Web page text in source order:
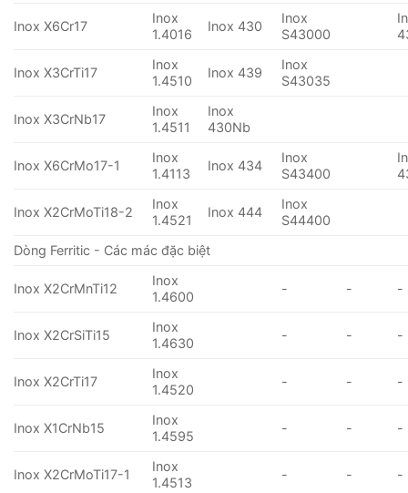
Inox X6Cr17
Inox
1.4016
Inox 430
Inox
S43000
Inox X3CrTi17
Inox
1.4510
Inox 439
Inox
S43035
Inox X3CrNb17
Inox
1.4511
Inox
430Nb
Inox X6CrMo17-1
Inox
1.4113
Inox 434
Inox
S43400
Inox X2CrMoTi18-2
Inox
1.4521
Inox 444
Inox
S44400
Dòng Ferritic - Các mác đặc biệt
Inox X2CrMnTi12
Inox
1.4600
- - -
Inox X2CrSiTi15
Inox
1.4630
- - -
Inox X2CrTi17
Inox
1.4520
- - -
Inox X1CrNb15
Inox
1.4595
- - -
Inox X2CrMoTi17-1
Inox
1.4513
- - -